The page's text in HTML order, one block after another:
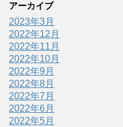
アーカイブ
2023年3月
2022年12月
2022年11月
2022年10月
2022年9月
2022年8月
2022年7月
2022年6月
2022年5月